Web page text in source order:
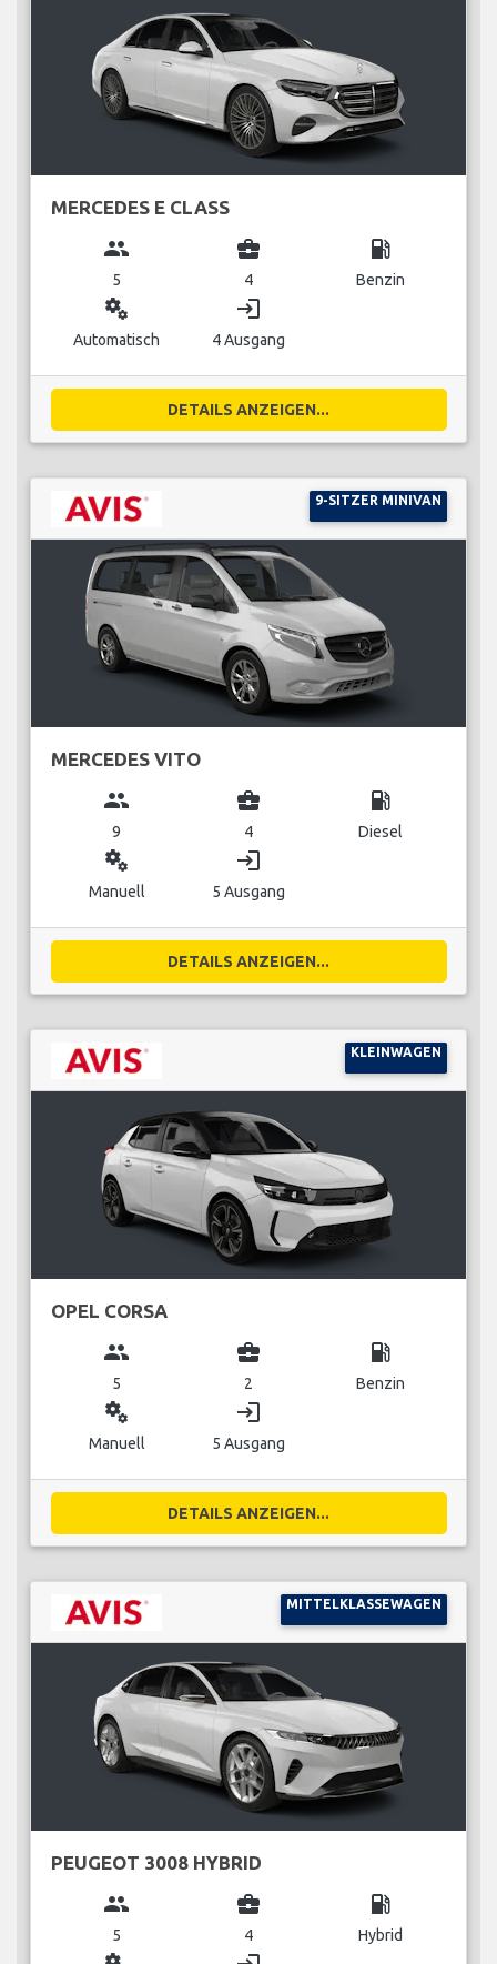
MERCEDES E CLASS
group
5
business_center
4
local_gas_station
Benzin
miscellaneous_services
Automatisch
login
4 Ausgang
DETAILS ANZEIGEN...
9-SITZER MINIVAN
MERCEDES VITO
group
9
business_center
4
local_gas_station
Diesel
miscellaneous_services
Manuell
login
5 Ausgang
DETAILS ANZEIGEN...
KLEINWAGEN
OPEL CORSA
group
5
business_center
2
local_gas_station
Benzin
miscellaneous_services
Manuell
login
5 Ausgang
DETAILS ANZEIGEN...
MITTELKLASSEWAGEN
PEUGEOT 3008 HYBRID
group
5
business_center
4
local_gas_station
Hybrid